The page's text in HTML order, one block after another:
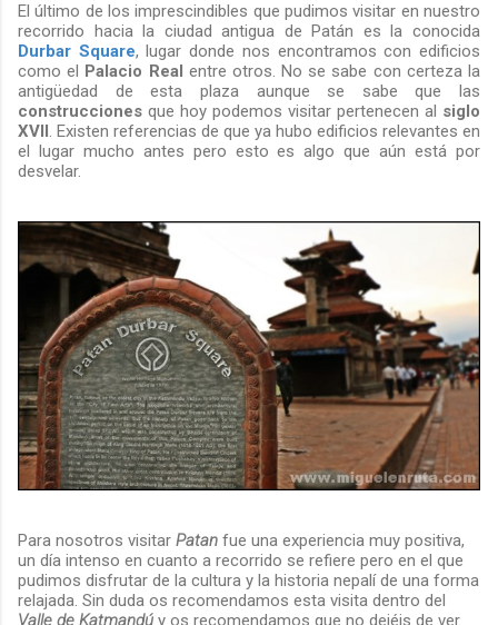
El último de los imprescindibles que pudimos visitar en nuestro
recorrido hacia la ciudad antigua de Patán es la conocida
Durbar Square, lugar donde nos encontramos con edificios
como el Palacio Real entre otros. No se sabe con certeza la
antigüedad de esta plaza aunque se sabe que las
construcciones que hoy podemos visitar pertenecen al siglo
XVII. Existen referencias de que ya hubo edificios relevantes en
el lugar mucho antes pero esto es algo que aún está por
desvelar.
Para nosotros visitar Patan fue una experiencia muy positiva,
un día intenso en cuanto a recorrido se refiere pero en el que
pudimos disfrutar de la cultura y la historia nepalí de una forma
relajada. Sin duda os recomendamos esta visita dentro del
Valle de Katmandú y os recomendamos que no dejéis de ver